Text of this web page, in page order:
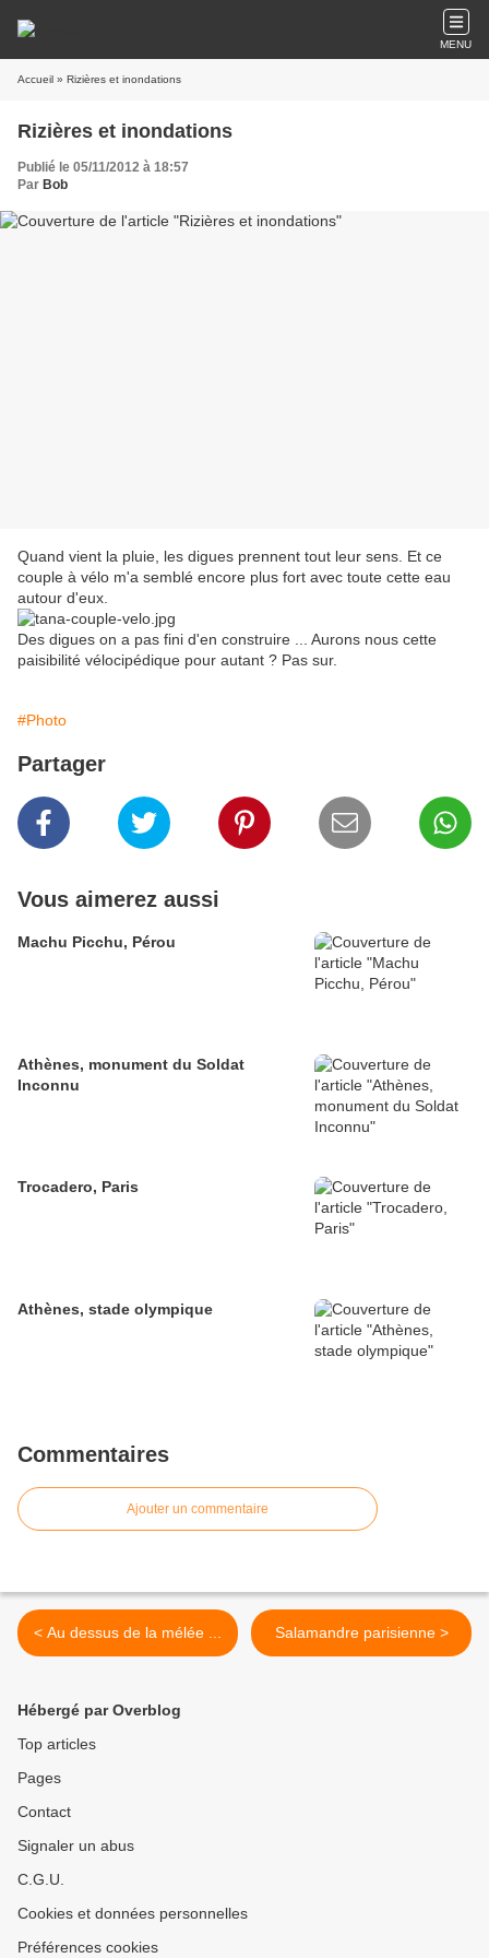
MENU
Accueil » Rizières et inondations
Rizières et inondations
Publié le 05/11/2012 à 18:57
Par Bob
Quand vient la pluie, les digues prennent tout leur sens. Et ce
couple à vélo m'a semblé encore plus fort avec toute cette eau
autour d'eux.
Des digues on a pas fini d'en construire ... Aurons nous cette
paisibilité vélocipédique pour autant ? Pas sur.
#Photo
Partager
Vous aimerez aussi
Machu Picchu, Pérou
Athènes, monument du Soldat
Inconnu
Trocadero, Paris
Athènes, stade olympique
Commentaires
Ajouter un commentaire
< Au dessus de la mélée ... Salamandre parisienne >
Hébergé par Overblog
Top articles
Pages
Contact
Signaler un abus
C.G.U.
Cookies et données personnelles
Préférences cookies